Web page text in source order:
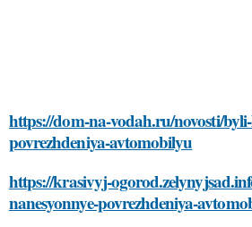
https://dom-na-vodah.ru/novosti/
povrezhdeniya-avtomobilyu
https://krasivyj-
nanesyonnye-povrezhdeniya-